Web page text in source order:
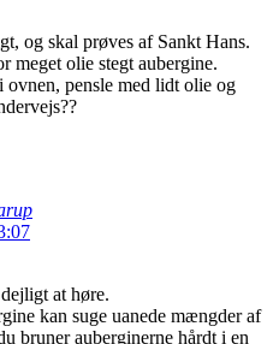
og skal prøves af Sankt Hans.
meget olie stegt aubergine.
pensle med lidt olie og
at høre.
kan suge uanede mængder af
bruner auberginerne hårdt i en